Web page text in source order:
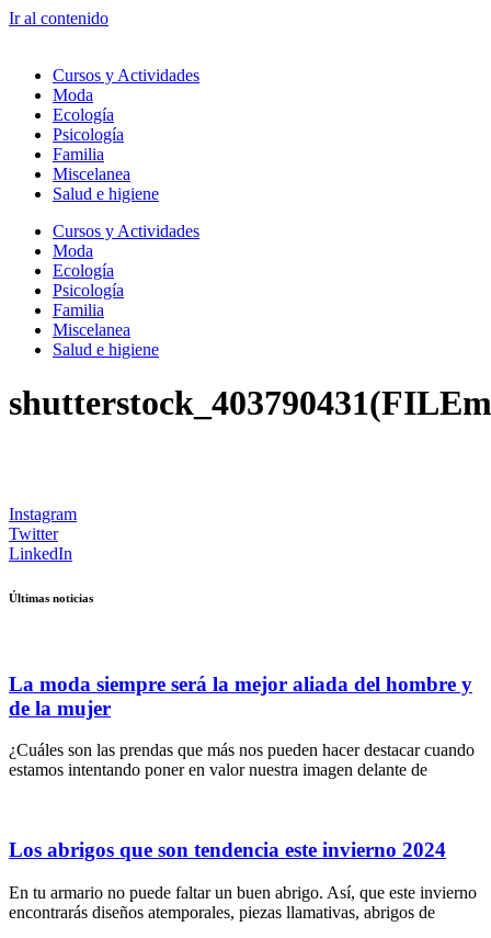
Ir al contenido
Cursos y Actividades
Moda
Ecología
Psicología
Familia
Miscelanea
Salud e higiene
Cursos y Actividades
Moda
Ecología
Psicología
Familia
Miscelanea
Salud e higiene
Instagram
Twitter
LinkedIn
Últimas noticias
La moda siempre será la mejor aliada del hombre y
de la mujer
¿Cuáles son las prendas que más nos pueden hacer destacar cuando
estamos intentando poner en valor nuestra imagen delante de
Los abrigos que son tendencia este invierno 2024
En tu armario no puede faltar un buen abrigo. Así, que este invierno
encontrarás diseños atemporales, piezas llamativas, abrigos de